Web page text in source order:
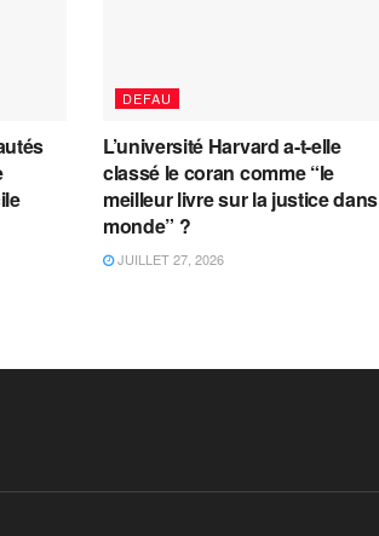
DEFAU
L’université Harvard a-t-elle
classé le coran comme “le
meilleur livre sur la justice dans
monde” ?
JUILLET 27, 2026